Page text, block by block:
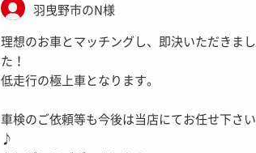
羽曳野市のN様
理想のお車とマッチングし、即決いただきまし
た！
低走行の極上車となります。
車検のご依頼等も今後は当店にてお任せ下さい
♪